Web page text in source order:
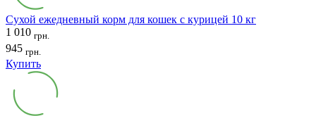
Сухой ежедневный корм для кошек с курицей 10 кг
1 010 грн.
945 грн.
Купить